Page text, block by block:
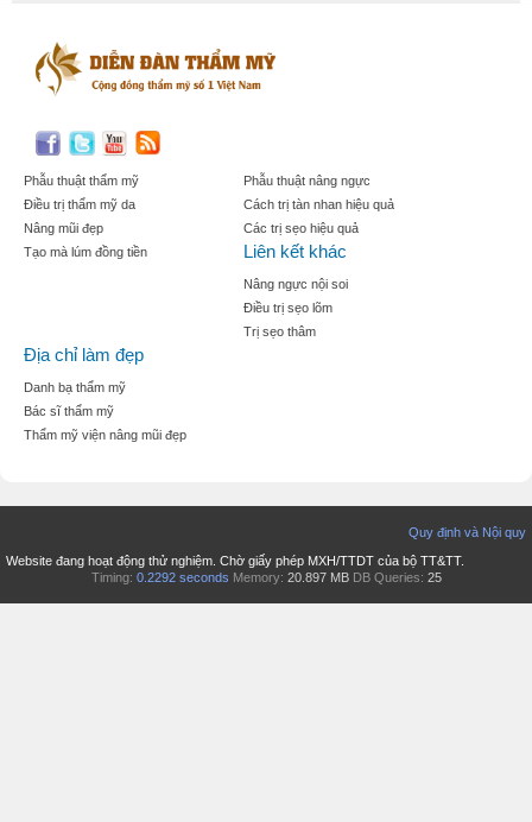
Phẫu thuật thẩm mỹ
Điều trị thẩm mỹ da
Nâng mũi đẹp
Tạo mà lúm đồng tiền
Phẫu thuật nâng ngực
Cách trị tàn nhan hiệu quả
Các trị sẹo hiệu quả
Liên kết khác
Nâng ngực nội soi
Điều trị sẹo lõm
Trị sẹo thâm
Địa chỉ làm đẹp
Danh bạ thẩm mỹ
Bác sĩ thẩm mỹ
Thẩm mỹ viện nâng mũi đẹp
Quy định và Nội quy
Website đang hoạt động thử nghiệm. Chờ giấy phép MXH/TTDT của bộ TT&TT.
Timing: 0.2292 seconds Memory: 20.897 MB DB Queries: 25